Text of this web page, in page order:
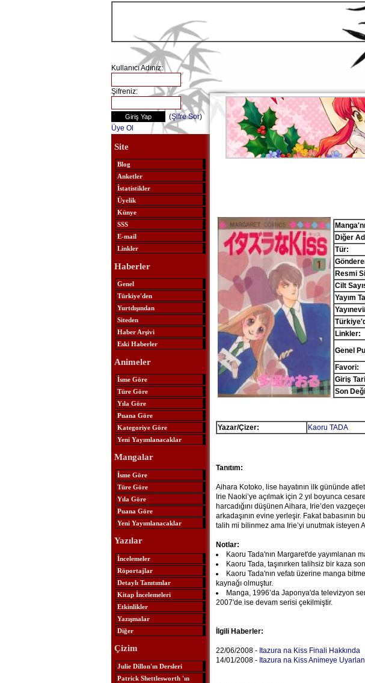
Kullanıcı Adınız:
Şifreniz:
(Şifre Sor)
Üye Ol
Site
Blog
Anketler
İstatistikler
Üyelik
Künye
SSS
E-mail
Linkler
Haberler
Genel
Türkiye'den
Yurtdışından
Siteden
Haber Arşivi
Eski Haberler
Animeler
İsme Göre
Türe Göre
Yıla Göre
Puana Göre
Kategoriye Göre
Yeni Yayımlanacaklar
Mangalar
İsme Göre
Türe Göre
Yıla Göre
Puana Göre
Yeni Yayımlanacaklar
Yazılar
İncelemeler
Röportajlar
Detaylı Tanıtımlar
Kitap İncelemeleri
Etkinlikler
Yazışmalar
Diğer
Çizim
Julie Dillon'ın Dersleri
Patrick Shettlesworth 'ın
Diğer
Tür:
Resmi
Cilt
Yayım
Linkler:
Genel
Favori:
Giriş
Son
Yazar/Çizer: Kaoru TADA
Tanıtım:
Aihara Kotoko, lise hayatının ilk gününde
Irie Naoki’ye açılmak için 2 yıl boyunca
harcadığını düşünen Aihara, Irie’den
arkadaşının evine yerleşir. Fakat babasının
talih mi bilinmez ama Irie’yi unutmak isteyen
Notlar:
Kaoru Tada'nın Margaret'de yayımlanan
Kaoru Tada, taşınırken talihsiz bir kaza
Kaoru Tada'nın vefatı üzerine manga
kaynağı olmuştur.
Manga, 1996’da Japonya'da televizyon
2007'de ise devam serisi çekilmiştir.
İlgili Haberler:
22/06/2008 - Itazura na Kiss Finali Hakkında
14/01/2008 - Itazura na Kiss Animeye